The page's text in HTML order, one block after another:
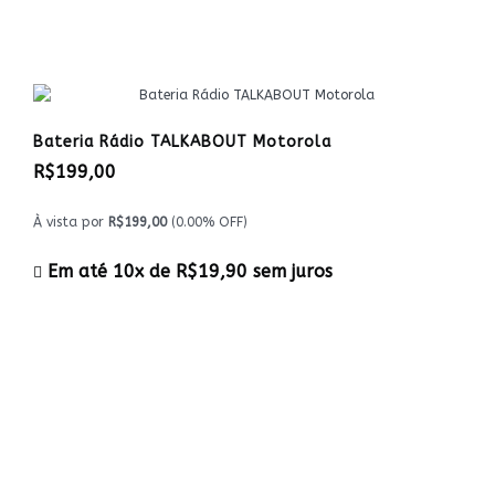
Bateria Rádio TALKABOUT Motorola
R$199,00
À vista por R$199,00(0.00% OFF)
Em até 10x de R$19,90 sem juros